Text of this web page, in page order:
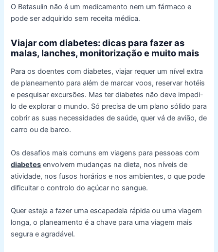
O Betasulin não é um medicamento nem um fármaco e
pode ser adquirido sem receita médica.
Viajar com diabetes: dicas para fazer as
malas, lanches, monitorização e muito mais
Para os doentes com diabetes, viajar requer um nível extra
de planeamento para além de marcar voos, reservar hotéis
e pesquisar excursões. Mas ter diabetes não deve impedi-
lo de explorar o mundo. Só precisa de um plano sólido para
cobrir as suas necessidades de saúde, quer vá de avião, de
carro ou de barco.
Os desafios mais comuns em viagens para pessoas com
diabetes envolvem mudanças na dieta, nos níveis de
atividade, nos fusos horários e nos ambientes, o que pode
dificultar o controlo do açúcar no sangue.
Quer esteja a fazer uma escapadela rápida ou uma viagem
longa, o planeamento é a chave para uma viagem mais
segura e agradável.